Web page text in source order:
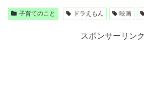
子育てのこと ドラえもん 映画
スポンサーリンク